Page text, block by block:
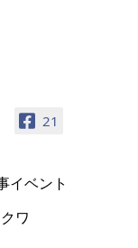
21
イベント
ワ